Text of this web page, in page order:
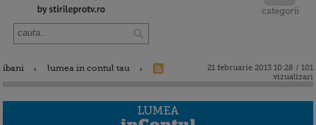
ibani lumea in contul tau
21 februarie 2013 10:28 / 101
vizualizari